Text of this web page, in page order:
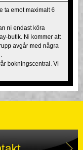
ta emot maximalt 6
ni endast köra
butik. Ni kommer att
avgår med några
bokningscentral. Vi